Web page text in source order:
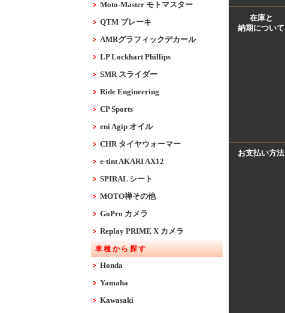
Moto-Master モトマスター
QTM ブレーキ
AMRグラフィックデカール
LP Lockhart Phillips
SMR スライダー
Ride Engineering
CP Sports
eni Agip オイル
CHR タイヤウォーマー
e-tint AKARI AX12
SPIRAL シート
MOTO禅その他
GoPro カメラ
Replay PRIME X カメラ
車種から探す
Honda
Yamaha
Kawasaki
在庫と
納期について
お支払い方法